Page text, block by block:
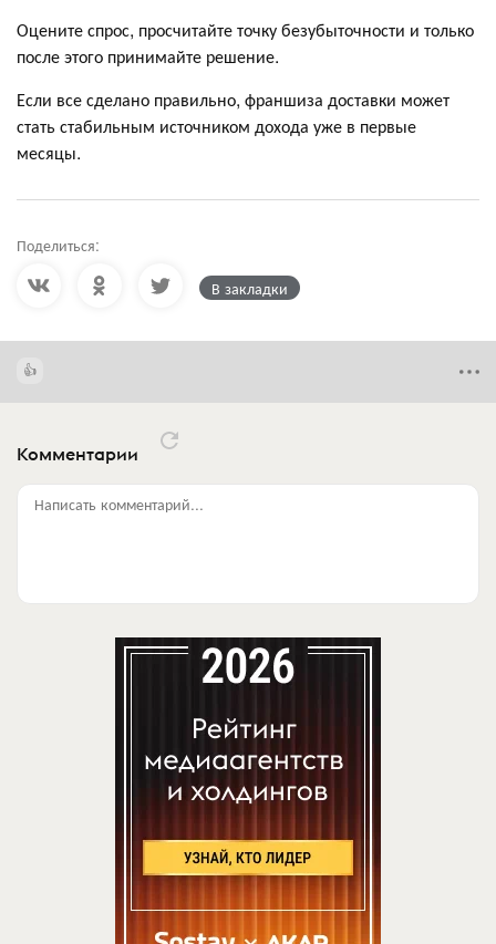
Оцените спрос, просчитайте точку безубыточности и только
после этого принимайте решение.
Если все сделано правильно, франшиза доставки может
стать стабильным источником дохода уже в первые
месяцы.
Поделиться:
В закладки
Комментарии
Написать комментарий...